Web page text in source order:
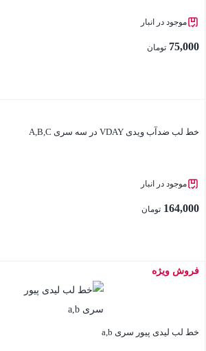
موجود در انبار
75,000 تومان
خط لب ضدآب ویدی VDAY در سه سری A,B,C
موجود در انبار
164,000 تومان
بستن
فروش ویژه
خط لب لیدی پیور سری a,b